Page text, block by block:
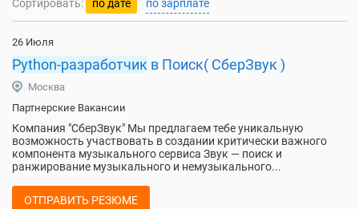
Сортировать: по дате по зарплате
26 Июля
Python-разработчик в Поиск( СберЗвук )
Москва
Партнерские Вакансии
Компания "СберЗвук" Мы предлагаем тебе уникальную
возможность участвовать в создании критически важного
компонента музыкального сервиса Звук — поиск и
ранжирование музыкального и немузыкального...
ОТПРАВИТЬ РЕЗЮМЕ